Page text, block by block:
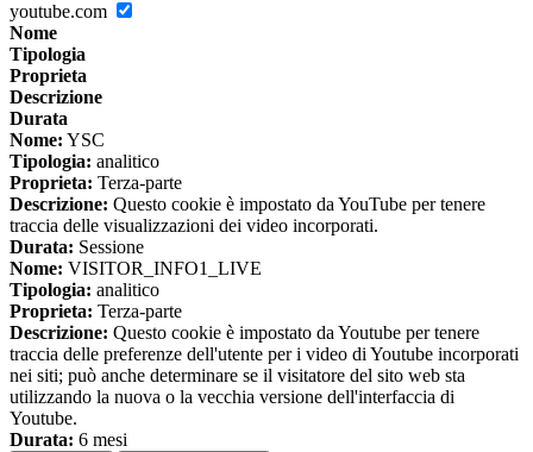
youtube.com
Nome
Tipologia
Proprieta
Descrizione
Durata
Nome: YSC
Tipologia: analitico
Proprieta: Terza-parte
Descrizione: Questo cookie è impostato da YouTube per tenere
traccia delle visualizzazioni dei video incorporati.
Durata: Sessione
Nome: VISITOR_INFO1_LIVE
Tipologia: analitico
Proprieta: Terza-parte
Descrizione: Questo cookie è impostato da Youtube per tenere
traccia delle preferenze dell'utente per i video di Youtube incorporati
nei siti; può anche determinare se il visitatore del sito web sta
utilizzando la nuova o la vecchia versione dell'interfaccia di
Youtube.
Durata: 6 mesi